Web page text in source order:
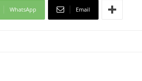
WhatsApp Email